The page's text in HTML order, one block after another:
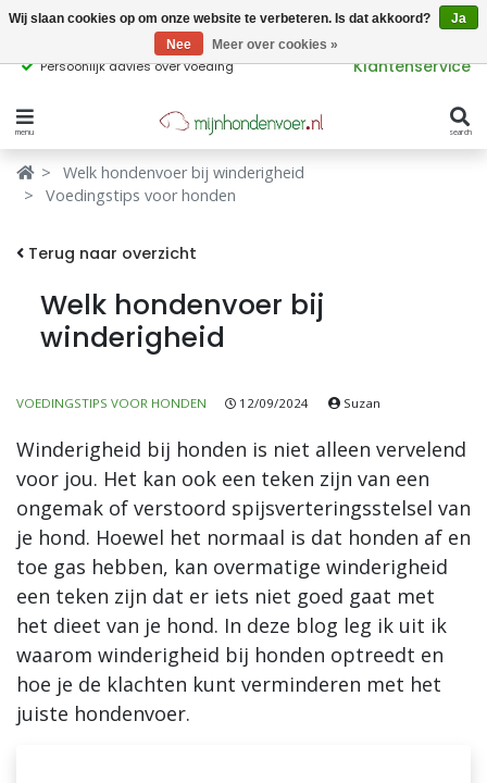
Wij slaan cookies op om onze website te verbeteren. Is dat akkoord?
Ja
Nee
Meer over cookies »
Persoonlijk advies over voeding Klantenservice
menu search
Verbergen
Merken
Hondenvoer
Kattenvoer
Ingrediënten
Blogs
Advies
Inloggen
Verbergen
Waar ben je naar op zoek?
Populaire
Welk hondenvoer bij winderigheid
Voedingstips voor honden
Terug naar overzicht
Welk hondenvoer bij
winderigheid
VOEDINGSTIPS VOOR HONDEN 12/09/2024 Suzan
Winderigheid bij honden is niet alleen vervelend
voor jou. Het kan ook een teken zijn van een
ongemak of verstoord spijsverteringsstelsel van
je hond. Hoewel het normaal is dat honden af en
toe gas hebben, kan overmatige winderigheid
een teken zijn dat er iets niet goed gaat met
het dieet van je hond. In deze blog leg ik uit ik
waarom winderigheid bij honden optreedt en
hoe je de klachten kunt verminderen met het
juiste hondenvoer.